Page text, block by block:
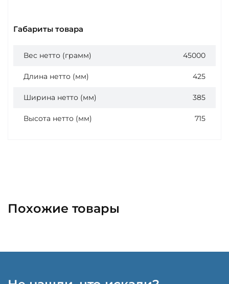
Габариты товара
Вес нетто (грамм) 45000
Длина нетто (мм) 425
Ширина нетто (мм) 385
Высота нетто (мм) 715
Похожие товары